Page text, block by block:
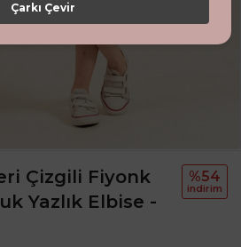
Çizgili Fiyonk
Yazlık Elbise -
%54
i̇ndi̇ri̇m
Çarkı Çevir